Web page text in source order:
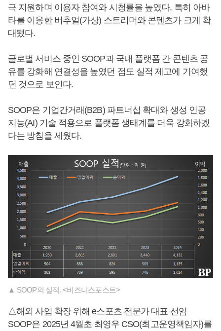
극 지원하며 이용자 참여와 시청률을 높였다. 특히 아바
타를 이용한 버추얼(가상) 스트리머와 콘텐츠가 크게 확
대됐다.
글로벌 서비스 중인 SOOP과 국내 플랫폼 간 콘텐츠 공
유를 강화해 연결성을 높였던 점도 실적 제고에 기여했
던 것으로 보인다.
SOOP은 기업간거래(B2B) 파트너십 확대와 생성 인공
지능(AI) 기술 적용으로 플랫폼 생태계를 더욱 강화하겠
다는 방침을 세웠다.
▲ SOOP의 실적. <비즈니스포스트>
△해외 사업 확장 위해 e스포츠 전문가 대표 선임
SOOP은 2025년 4월초 최영우 CSO(최고운영책임자)를